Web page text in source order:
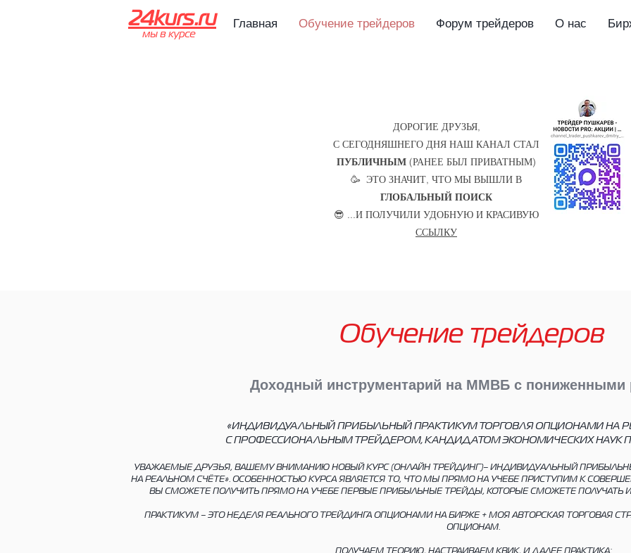
24kurs.ru
мы в курсе
Главная Обучение трейдеров Форум трейдеров О нас
ДОРОГИЕ ДРУЗЬЯ,
С СЕГОДНЯШНЕГО ДНЯ НАШ КАНАЛ СТАЛ
ПУБЛИЧНЫМ (РАНЕЕ БЫЛ ПРИВАТНЫМ)
🥳 ЭТО ЗНАЧИТ, ЧТО МЫ ВЫШЛИ В
ГЛОБАЛЬНЫЙ ПОИСК
😎 ...И ПОЛУЧИЛИ УДОБНУЮ И КРАСИВУЮ
ССЫЛКУ
Обучение трейдеров
Доходный инструментарий на ММВБ с пониженными
«ИНДИВИДУАЛЬНЫЙ ПРИБЫЛЬНЫЙ ПРАКТИКУМ ТОРГОВЛЯ ОПЦИОНАМИ НА
С ПРОФЕССИОНАЛЬНЫМ ТРЕЙДЕРОМ, КАНДИДАТОМ ЭКОНОМИЧЕСКИХ НАУК
УВАЖАЕМЫЕ ДРУЗЬЯ, ВАШЕМУ ВНИМАНИЮ НОВЫЙ КУРС (ОНЛАЙН ТРЕЙДИНГ)– ИНДИВИДУАЛЬНЫЙ
НА РЕАЛЬНОМ СЧЁТЕ». ОСОБЕННОСТЬЮ КУРСА ЯВЛЯЕТСЯ ТО, ЧТО МЫ ПРЯМО НА УЧЕБЕ ПРИСТУПИМ К
ВЫ СМОЖЕТЕ ПОЛУЧИТЬ ПРЯМО НА УЧЕБЕ ПЕРВЫЕ ПРИБЫЛЬНЫЕ ТРЕЙДЫ, КОТОРЫЕ СМОЖЕТЕ ПОЛУЧАТЬ
ПРАКТИКУМ – ЭТО НЕДЕЛЯ РЕАЛЬНОГО ТРЕЙДИНГА ОПЦИОНАМИ НА БИРЖЕ + МОЯ АВТОРСКАЯ ТОРГОВАЯ
ОПЦИОНАМ.
ПОЛУЧАЕМ ТЕОРИЮ, НАСТРАИВАЕМ КВИК, И ДАЛЕЕ ПРАКТИКА: